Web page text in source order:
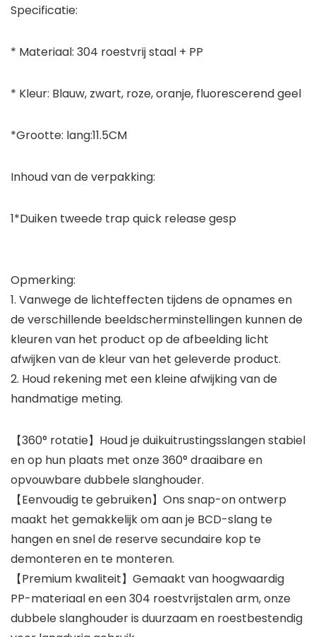
Specificatie:
* Materiaal: 304 roestvrij staal + PP
* Kleur: Blauw, zwart, roze, oranje, fluorescerend geel
*Grootte: lang:11.5CM
Inhoud van de verpakking:
1*Duiken tweede trap quick release gesp
Opmerking:
1. Vanwege de lichteffecten tijdens de opnames en
de verschillende beeldscherminstellingen kunnen de
kleuren van het product op de afbeelding licht
afwijken van de kleur van het geleverde product.
2. Houd rekening met een kleine afwijking van de
handmatige meting.
【360° rotatie】Houd je duikuitrustingsslangen stabiel
en op hun plaats met onze 360° draaibare en
opvouwbare dubbele slanghouder.
【Eenvoudig te gebruiken】Ons snap-on ontwerp
maakt het gemakkelijk om aan je BCD-slang te
hangen en snel de reserve secundaire kop te
demonteren en te monteren.
【Premium kwaliteit】Gemaakt van hoogwaardig
PP-materiaal en een 304 roestvrijstalen arm, onze
dubbele slanghouder is duurzaam en roestbestendig